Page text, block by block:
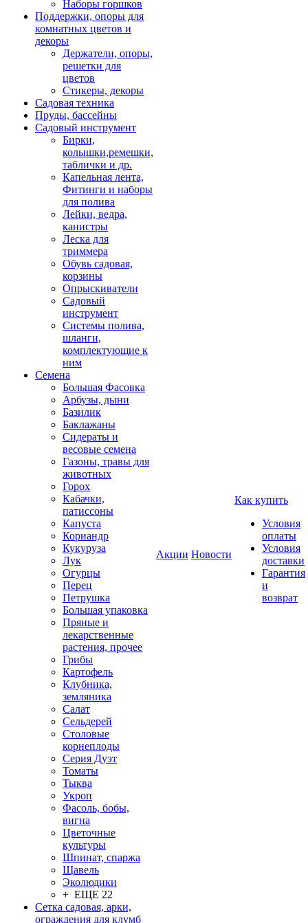
Наборы горшков
Поддержки, опоры для
комнатных цветов и
декоры
Держатели, опоры,
решетки для
цветов
Стикеры, декоры
Садовая техника
Пруды, бассейны
Садовый инструмент
Бирки,
колышки,ремешки,
таблички и др.
Капельная лента,
Фитинги и наборы
для полива
Лейки, ведра,
канистры
Леска для
триммера
Обувь садовая,
корзины
Опрыскиватели
Садовый
инструмент
Системы полива,
шланги,
комплектующие к
ним
Семена
Большая Фасовка
Арбузы, дыни
Базилик
Баклажаны
Сидераты и
весовые семена
Газоны, травы для
животных
Горох
Кабачки,
патиссоны
Капуста
Кориандр
Кукуруза
Лук
Огурцы
Перец
Петрушка
Большая упаковка
Пряные и
лекарственные
растения, прочее
Грибы
Картофель
Клубника,
земляника
Салат
Сельдерей
Столовые
корнеплоды
Серия Дуэт
Томаты
Тыква
Укроп
Фасоль, бобы,
вигна
Цветочные
культуры
Шпинат, спаржа
Щавель
Эколюдики
+ ЕЩЕ 22
Сетка садовая, арки,
ограждения для клумб
Акции Новости
Как купить
Условия
оплаты
Условия
доставки
Гарантия
и
возврат